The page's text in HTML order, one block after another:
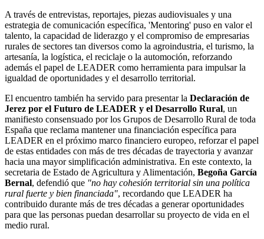
A través de entrevistas, reportajes, piezas audiovisuales y una
estrategia de comunicación específica, 'Mentoring' puso en valor el
talento, la capacidad de liderazgo y el compromiso de empresarias
rurales de sectores tan diversos como la agroindustria, el turismo, la
artesanía, la logística, el reciclaje o la automoción, reforzando
además el papel de LEADER como herramienta para impulsar la
igualdad de oportunidades y el desarrollo territorial.
El encuentro también ha servido para presentar la Declaración de
Jerez por el Futuro de LEADER y el Desarrollo Rural, un
manifiesto consensuado por los Grupos de Desarrollo Rural de toda
España que reclama mantener una financiación específica para
LEADER en el próximo marco financiero europeo, reforzar el papel
de estas entidades con más de tres décadas de trayectoria y avanzar
hacia una mayor simplificación administrativa. En este contexto, la
secretaria de Estado de Agricultura y Alimentación, Begoña García
Bernal, defendió que "no hay cohesión territorial sin una política
rural fuerte y bien financiada", recordando que LEADER ha
contribuido durante más de tres décadas a generar oportunidades
para que las personas puedan desarrollar su proyecto de vida en el
medio rural.